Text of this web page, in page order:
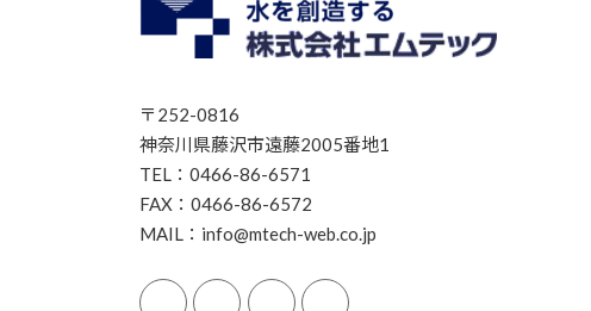
〒252-0816
神奈川県藤沢市遠藤2005番地1
TEL：0466-86-6571
FAX：0466-86-6572
MAIL：info@mtech-web.co.jp